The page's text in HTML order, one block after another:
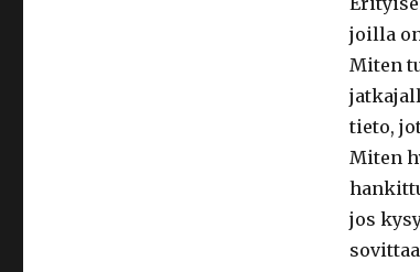
joilla
Miten
tieto,
Miten
jos